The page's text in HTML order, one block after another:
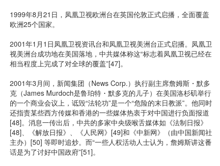
1999年8月21日，凤凰卫视欧洲台在英国伦敦正式启播，全面覆盖
欧洲25个国家。
2001年1月1日凤凰卫视资讯台和凤凰卫视美洲台正式启播。凤凰卫
视美洲台成功地在美国落地，中共媒体称这“标志着凤凰卫视已经在
相当程度上完成了对全球的覆盖”[47]。
2001年3月间，新闻集团（News Corp.）执行副主席詹姆斯・默多
克（James Murdoch是鲁珀特・默多克的儿子）在美国洛杉矶举行
的一个商业会议上，诋毁“法轮功”是一个“危险的末日教派”。他同时
还指责某些西方传媒和香港的一些媒体热衷于对中国进行负面报道
[48]。消息一传出后，中共的多家中央级喉舌媒体如《法制日报》
[48]、《解放日报》、《人民网》[49]和《中新网》（由中国新闻社
主办）[50] 等即时追炒。而“一些人权活动人士认为，詹姆斯讲这番
话是为了讨好中国政府”[51]。